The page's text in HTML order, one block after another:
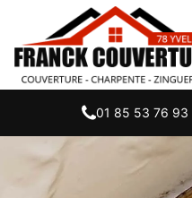
01 85 53 76 93